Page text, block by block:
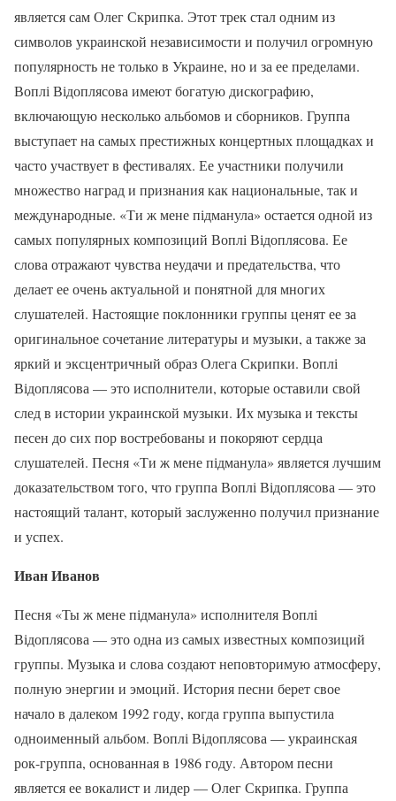
является сам Олег Скрипка. Этот трек стал одним из
символов украинской независимости и получил огромную
популярность не только в Украине, но и за ее пределами.
Воплі Відоплясова имеют богатую дискографию,
включающую несколько альбомов и сборников. Группа
выступает на самых престижных концертных площадках и
часто участвует в фестивалях. Ее участники получили
множество наград и признания как национальные, так и
международные. «Ти ж мене підманула» остается одной из
самых популярных композиций Воплі Відоплясова. Ее
слова отражают чувства неудачи и предательства, что
делает ее очень актуальной и понятной для многих
слушателей. Настоящие поклонники группы ценят ее за
оригинальное сочетание литературы и музыки, а также за
яркий и эксцентричный образ Олега Скрипки. Воплі
Відоплясова — это исполнители, которые оставили свой
след в истории украинской музыки. Их музыка и тексты
песен до сих пор востребованы и покоряют сердца
слушателей. Песня «Ти ж мене підманула» является лучшим
доказательством того, что группа Воплі Відоплясова — это
настоящий талант, который заслуженно получил признание
и успех.
Иван Иванов
Песня «Ты ж мене підманула» исполнителя Воплі
Відоплясова — это одна из самых известных композиций
группы. Музыка и слова создают неповторимую атмосферу,
полную энергии и эмоций. История песни берет свое
начало в далеком 1992 году, когда группа выпустила
одноименный альбом. Воплі Відоплясова — украинская
рок-группа, основанная в 1986 году. Автором песни
является ее вокалист и лидер — Олег Скрипка. Группа